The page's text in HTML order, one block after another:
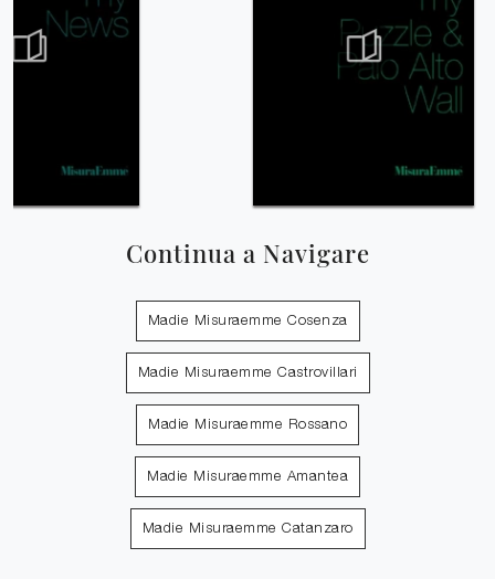
Continua a Navigare
Madie Misuraemme Cosenza
Madie Misuraemme Castrovillari
Madie Misuraemme Rossano
Madie Misuraemme Amantea
Madie Misuraemme Catanzaro